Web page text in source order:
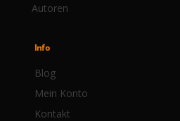
Autoren
Info
Blog
Mein Konto
Kontakt